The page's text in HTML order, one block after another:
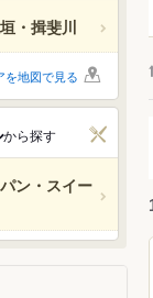
・揖斐川
を地図で見る
から探す
ン・スイー